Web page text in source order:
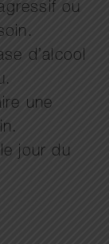
ou
d’alcool
une
jour du